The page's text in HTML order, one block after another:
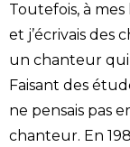
Toutefois, à
et j’écrivais des
un chanteur
Faisant des
ne pensais pas
chanteur. En